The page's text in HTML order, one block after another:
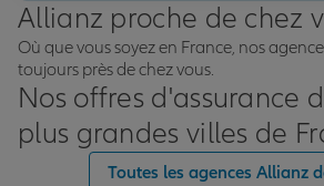
Allianz proche de chez
Où que vous soyez en France, nos
toujours près de chez vous.
Nos offres d'assurance
plus grandes villes de
Toutes les agences Allianz